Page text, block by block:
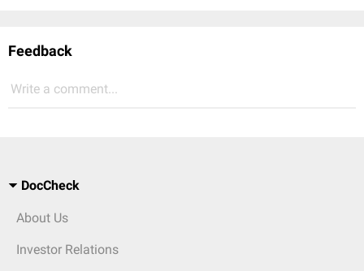
Feedback
Write a comment...
DocCheck
About Us
Investor Relations